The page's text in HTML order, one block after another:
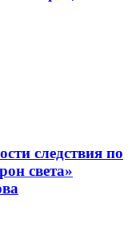
следствия по
света»